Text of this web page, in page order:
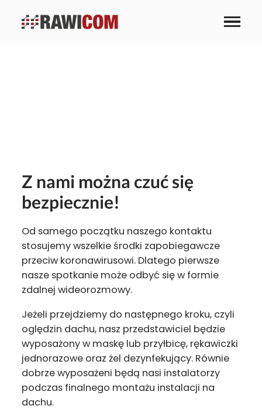
Z nami można czuć się
bezpiecznie!
Od samego początku naszego kontaktu
stosujemy wszelkie środki zapobiegawcze
przeciw koronawirusowi. Dlatego pierwsze
nasze spotkanie może odbyć się w formie
zdalnej wideorozmowy.
Jeżeli przejdziemy do następnego kroku, czyli
oględzin dachu, nasz przedstawiciel będzie
wyposażony w maskę lub przyłbicę, rękawiczki
jednorazowe oraz żel dezynfekujący. Równie
dobrze wyposażeni będą nasi instalatorzy
podczas finalnego montażu instalacji na
dachu.